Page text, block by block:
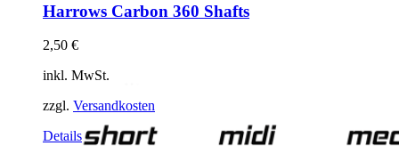
Harrows Carbon 360 Shafts
2,50 €
inkl. MwSt.
zzgl. Versandkosten
Dieses
Details